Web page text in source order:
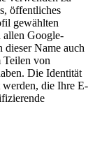
öffentliches
gewählten
allen Google-
dieser Name auch
Teilen von
Die Identität
die Ihre E-